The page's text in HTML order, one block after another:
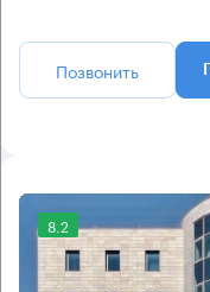
Позвонить
8.2